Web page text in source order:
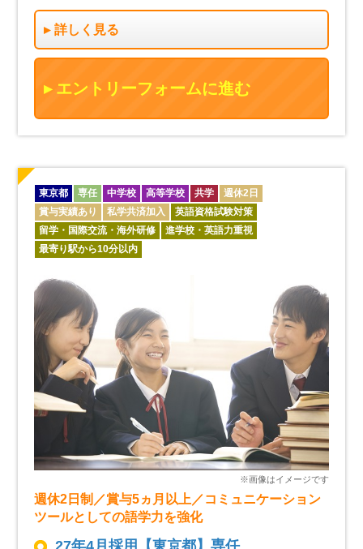
詳しく見る
エントリーフォームに進む
東京都 専任 中学校 高等学校 共学
週休2日
賞与実績あり
私学共済加入
英語資格試験対策
留学・国際交流・海外研修
進学校・英語力重視
最寄り駅から10分以内
週休2日制／賞与5ヵ月以上／コミュニケーション
ツールとしての語学力を強化